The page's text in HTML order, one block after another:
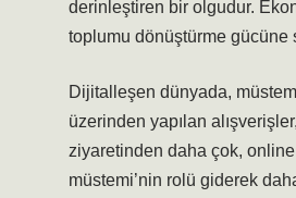
derinleştiren bir olgudur.
toplumu dönüştürme gücüne
Dijitalleşen dünyada,
üzerinden yapılan
ziyaretinden daha çok,
müstemi’nin rolü giderek